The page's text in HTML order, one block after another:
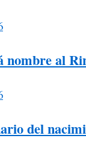
al
del